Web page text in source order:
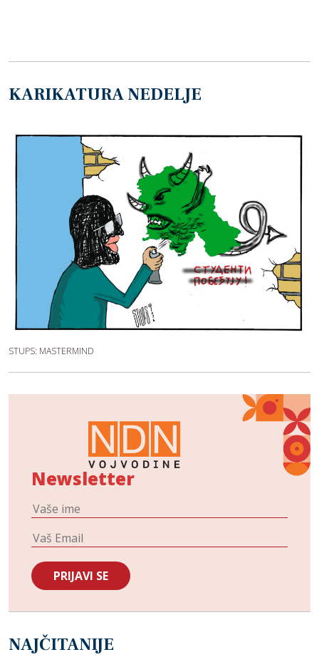
KARIKATURA NEDELJE
STUPS: MASTERMIND
Newsletter
NAJČITANIJE